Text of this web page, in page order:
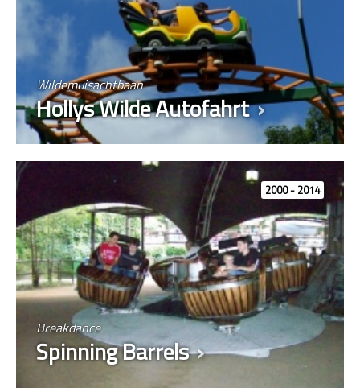
Wildemuisachtbaan
Hollys Wilde Autofahrt
Breakdance
Spinning Barrels
2000 - 2014